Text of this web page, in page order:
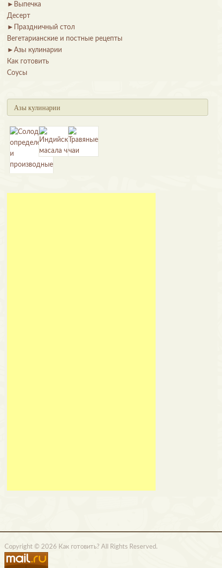
► Выпечка
Десерт
►
Праздничный стол
Вегетарианские и постные рецепты
► Азы кулинарии
Как готовить
Соусы
Азы кулинарии
Copyright © 2026 Как готовить? All Rights Reserved.